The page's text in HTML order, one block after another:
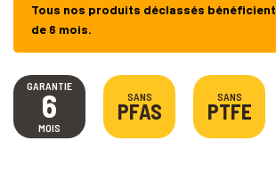
Tous nos produits déclassés bénéficient
de 6 mois.
GARANTIE
6
MOIS
SANS
PFAS
SANS
PTFE